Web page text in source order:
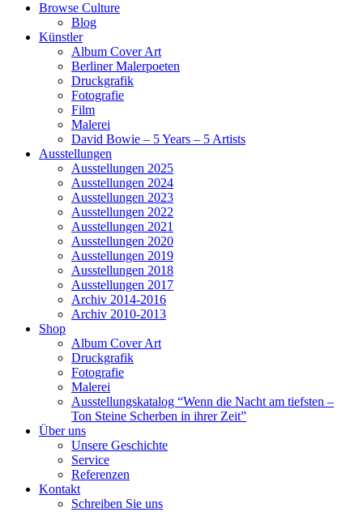
Browse Culture
Blog
Künstler
Album Cover Art
Berliner Malerpoeten
Druckgrafik
Fotografie
Film
Malerei
David Bowie – 5 Years – 5 Artists
Ausstellungen
Ausstellungen 2025
Ausstellungen 2024
Ausstellungen 2023
Ausstellungen 2022
Ausstellungen 2021
Ausstellungen 2020
Ausstellungen 2019
Ausstellungen 2018
Ausstellungen 2017
Archiv 2014-2016
Archiv 2010-2013
Shop
Album Cover Art
Druckgrafik
Fotografie
Malerei
Ausstellungskatalog “Wenn die Nacht am tiefsten –
Ton Steine Scherben in ihrer Zeit”
Über uns
Unsere Geschichte
Service
Referenzen
Kontakt
Schreiben Sie uns